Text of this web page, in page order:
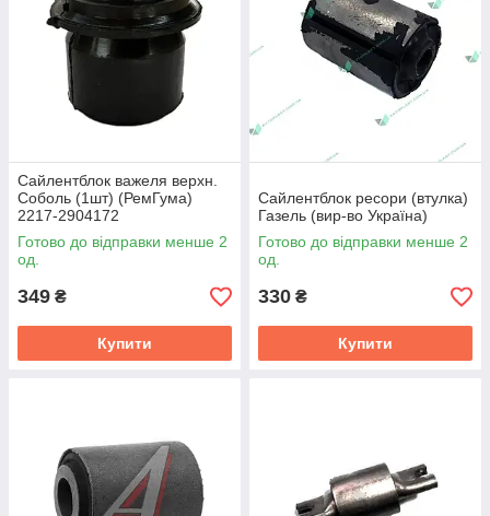
Сайлентблок важеля верхн.
Соболь (1шт) (РемГума)
2217-2904172
Готово до відправки менше 2
од.
349 ₴
Купити
Сайлентблок ресори (втулка)
Газель (вир-во Україна)
Готово до відправки менше 2
од.
330 ₴
Купити